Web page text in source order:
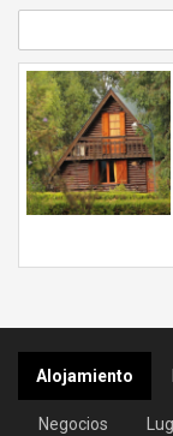
Alojamiento
Negocios